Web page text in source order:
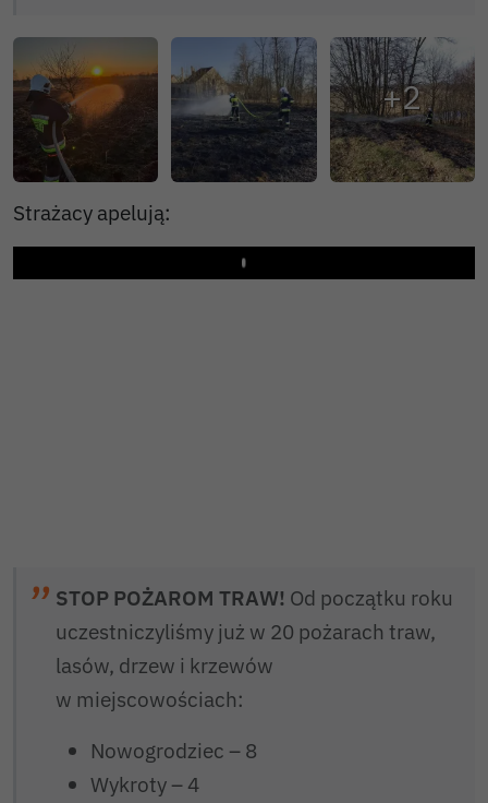
Strażacy apelują:
Play
STOP POŻAROM TRAW! Od początku roku
uczestniczyliśmy już w 20 pożarach traw,
lasów, drzew i krzewów
w miejscowościach:
Nowogrodziec – 8
Wykroty – 4